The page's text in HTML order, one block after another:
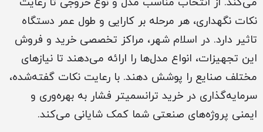
نکات نگهداری، هر مرحله بر کارایی و طول عمر دستگاه
تاثیر دارد. در اسلام شهر، مراکز تخصصی خرید و فروش
این تجهیزات، انواع مدل‌ها را ارائه می‌دهند تا نیازهای
مختلف صنایع را پوشش دهند. با رعایت نکات گفته‌شده،
سرمایه‌گذاری در خرید ترانسمیتر فشار به بهره‌وری و
ایمنی پروژه‌های صنعتی شما کمک شایانی می‌کند.